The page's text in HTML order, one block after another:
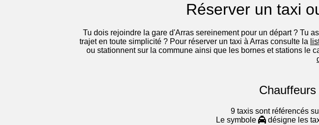
Réserver un taxi
Tu dois rejoindre la gare d'Arras sereinement pour un départ ? Tu
trajet en toute simplicité ? Pour réserver un taxi à Arras consulte la
ou stationnent sur la commune ainsi que les bornes et stations le
9 taxis sont référencés
Le symbole
désigne les